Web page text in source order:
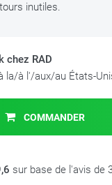
inutiles.
chez RAD
la/à l'/aux/au États-
COMMANDER
sur base de l'avis de